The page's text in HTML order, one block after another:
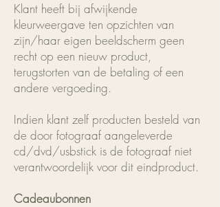
Klant heeft bij afwijkende
kleurweergave ten opzichten van
zijn/haar eigen beeldscherm geen
recht op een nieuw product,
terugstorten van de betaling of een
andere vergoeding.
Indien klant zelf producten besteld van
de door fotograaf aangeleverde
cd/dvd/usbstick is de fotograaf niet
verantwoordelijk voor dit eindproduct.
Cadeaubonnen